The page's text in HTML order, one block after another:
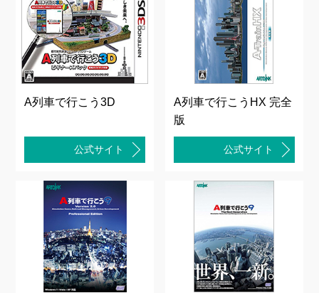
A列車で行こう3D
公式サイト
A列車で行こうHX 完全
版
公式サイト